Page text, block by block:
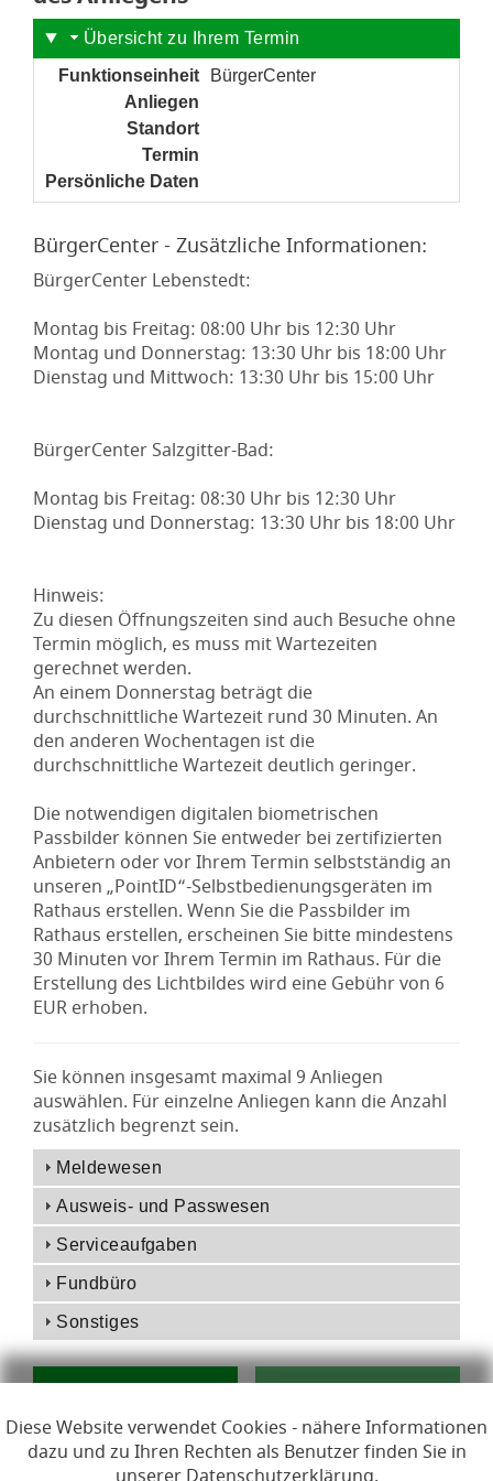
Diese Website verwendet Cookies - nähere Informationen
dazu und zu Ihren Rechten als Benutzer finden Sie in
Übersicht zu Ihrem Termin
Funktionseinheit
BürgerCenter
Anliegen
Standort
Termin
Persönliche Daten
BürgerCenter - Zusätzliche Informationen:
BürgerCenter Lebenstedt:
Montag bis Freitag: 08:00 Uhr bis 12:30 Uhr
Montag und Donnerstag: 13:30 Uhr bis 18:00 Uhr
Dienstag und Mittwoch: 13:30 Uhr bis 15:00 Uhr
BürgerCenter Salzgitter-Bad:
Montag bis Freitag: 08:30 Uhr bis 12:30 Uhr
Dienstag und Donnerstag: 13:30 Uhr bis 18:00 Uhr
Hinweis:
Zu diesen Öffnungszeiten sind auch Besuche ohne
Termin möglich, es muss mit Wartezeiten
gerechnet werden.
An einem Donnerstag beträgt die
durchschnittliche Wartezeit rund 30 Minuten. An
den anderen Wochentagen ist die
durchschnittliche Wartezeit deutlich geringer.
Die notwendigen digitalen biometrischen
Passbilder können Sie entweder bei zertifizierten
Anbietern oder vor Ihrem Termin selbstständig an
unseren „PointID“-Selbstbedienungsgeräten im
Rathaus erstellen. Wenn Sie die Passbilder im
Rathaus erstellen, erscheinen Sie bitte mindestens
30 Minuten vor Ihrem Termin im Rathaus. Für die
Erstellung des Lichtbildes wird eine Gebühr von 6
EUR erhoben.
Sie können insgesamt maximal 9 Anliegen
auswählen. Für einzelne Anliegen kann die Anzahl
zusätzlich begrenzt sein.
Meldewesen
Ausweis- und Passwesen
Serviceaufgaben
Fundbüro
Sonstiges